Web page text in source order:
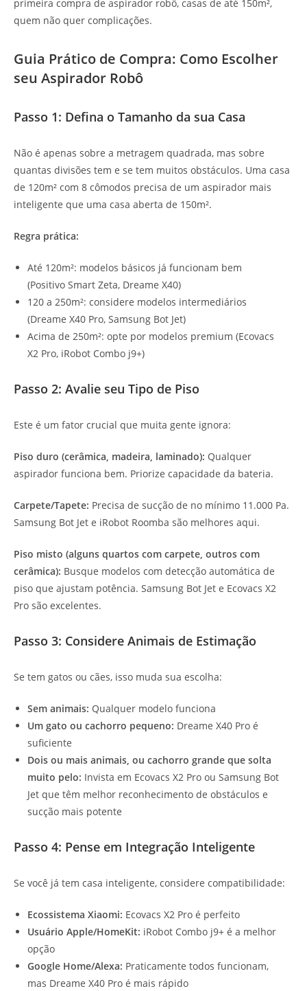
primeira compra de aspirador robô, casas de até 150m²,
quem não quer complicações.
Guia Prático de Compra: Como Escolher
seu Aspirador Robô
Passo 1: Defina o Tamanho da sua Casa
Não é apenas sobre a metragem quadrada, mas sobre
quantas divisões tem e se tem muitos obstáculos. Uma casa
de 120m² com 8 cômodos precisa de um aspirador mais
inteligente que uma casa aberta de 150m².
Regra prática:
Até 120m²: modelos básicos já funcionam bem
(Positivo Smart Zeta, Dreame X40)
120 a 250m²: considere modelos intermediários
(Dreame X40 Pro, Samsung Bot Jet)
Acima de 250m²: opte por modelos premium (Ecovacs
X2 Pro, iRobot Combo j9+)
Passo 2: Avalie seu Tipo de Piso
Este é um fator crucial que muita gente ignora:
Piso duro (cerâmica, madeira, laminado): Qualquer
aspirador funciona bem. Priorize capacidade da bateria.
Carpete/Tapete: Precisa de sucção de no mínimo 11.000 Pa.
Samsung Bot Jet e iRobot Roomba são melhores aqui.
Piso misto (alguns quartos com carpete, outros com
cerâmica): Busque modelos com detecção automática de
piso que ajustam potência. Samsung Bot Jet e Ecovacs X2
Pro são excelentes.
Passo 3: Considere Animais de Estimação
Se tem gatos ou cães, isso muda sua escolha:
Sem animais: Qualquer modelo funciona
Um gato ou cachorro pequeno: Dreame X40 Pro é
suficiente
Dois ou mais animais, ou cachorro grande que solta
muito pelo: Invista em Ecovacs X2 Pro ou Samsung Bot
Jet que têm melhor reconhecimento de obstáculos e
sucção mais potente
Passo 4: Pense em Integração Inteligente
Se você já tem casa inteligente, considere compatibilidade:
Ecossistema Xiaomi: Ecovacs X2 Pro é perfeito
Usuário Apple/HomeKit: iRobot Combo j9+ é a melhor
opção
Google Home/Alexa: Praticamente todos funcionam,
mas Dreame X40 Pro é mais rápido